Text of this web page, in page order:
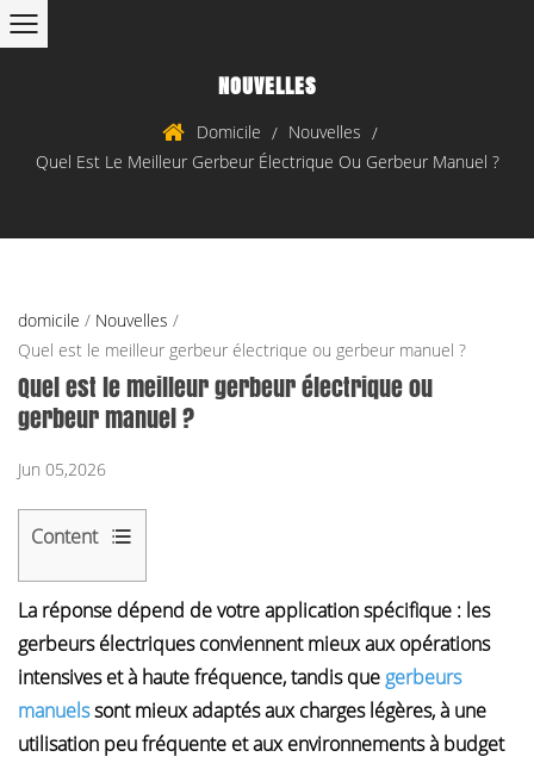
NOUVELLES
Domicile / Nouvelles /
Quel Est Le Meilleur Gerbeur Électrique Ou Gerbeur Manuel ?
domicile / Nouvelles /
Quel est le meilleur gerbeur électrique ou gerbeur manuel ?
Quel est le meilleur gerbeur électrique ou
gerbeur manuel ?
Jun 05,2026
Content
1
Qu'est-
ce
qu'un
gerbeur
électrique
La réponse dépend de votre application spécifique : les
gerbeurs électriques conviennent mieux aux opérations
intensives et à haute fréquence, tandis que gerbeurs
manuelssont mieux adaptés aux charges légères, à une
utilisation peu fréquente et aux environnements à budget